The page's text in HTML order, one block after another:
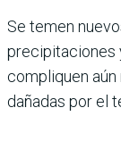
Se temen
precipitaciones
compliquen
dañadas por el